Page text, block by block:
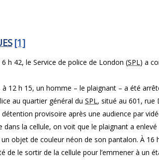
[1]
h 42, le Service de police de London (SPL) a
12 h 15, un homme – le plaignant – a été
au quartier général du SPL, situé au 601, rue
provisoire après une audience par
dans la cellule, on voit que le plaignant a
un objet de couleur néon de son pantalon. À
de le sortir de la cellule pour l’emmener à un